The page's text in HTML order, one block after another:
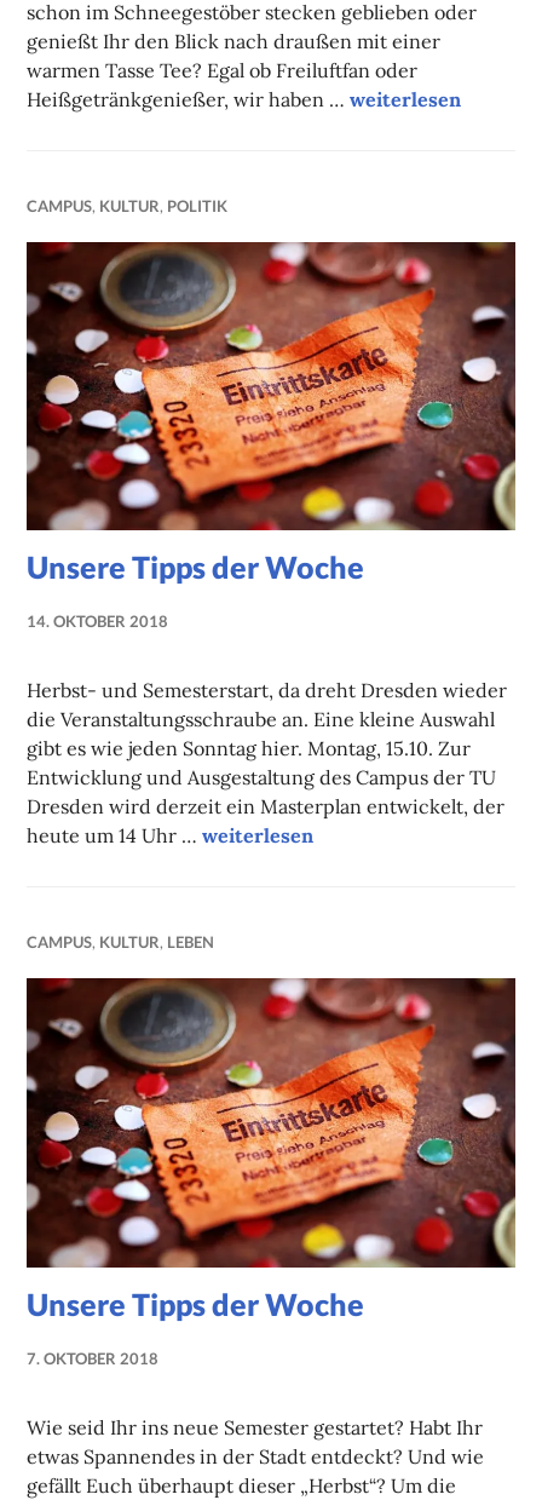
schon im Schneegestöber stecken geblieben oder
genießt Ihr den Blick nach draußen mit einer
warmen Tasse Tee? Egal ob Freiluftfan oder
Heißgetränkgenießer, wir haben …Unsere Tipps der
weiterlesen
CAMPUS, KULTUR, POLITIK
Unsere Tipps der Woche
14. OKTOBER 2018
Herbst- und Semesterstart, da dreht Dresden wieder
die Veranstaltungsschraube an. Eine kleine Auswahl
gibt es wie jeden Sonntag hier. Montag, 15.10. Zur
Entwicklung und Ausgestaltung des Campus der TU
Dresden wird derzeit ein Masterplan entwickelt, der
heute um 14 Uhr …Unsere Tipps der Woche
weiterlesen
CAMPUS, KULTUR, LEBEN
Unsere Tipps der Woche
7. OKTOBER 2018
Wie seid Ihr ins neue Semester gestartet? Habt Ihr
etwas Spannendes in der Stadt entdeckt? Und wie
gefällt Euch überhaupt dieser „Herbst“? Um die